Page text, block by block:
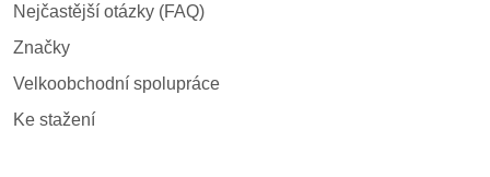
Nejčastější otázky (FAQ)
Značky
Velkoobchodní spolupráce
Ke stažení